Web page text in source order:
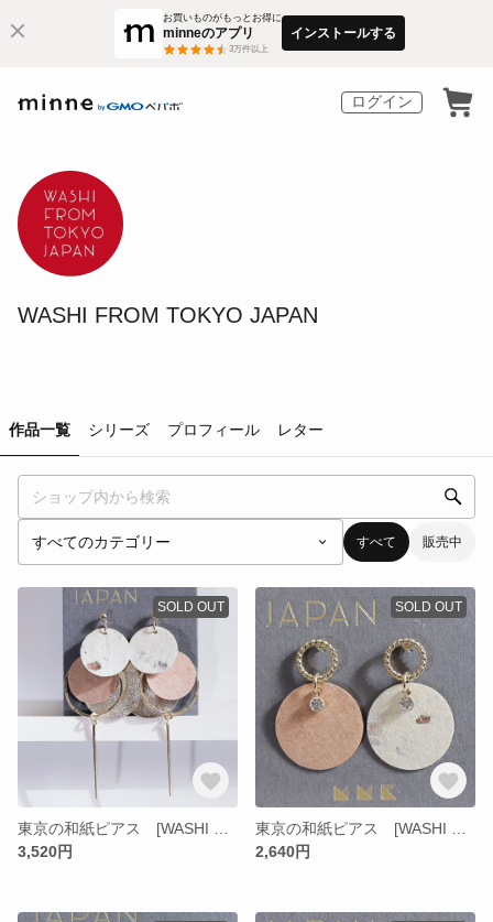
お買いものがもっとお得に
minneのアプリ
3万件以上
インストールする
ログイン
WASHI FROM TOKYO JAPAN
作品一覧 シリーズ プロフィール レター
すべて 販売中
SOLD OUT
3,520円
SOLD OUT
2,640円